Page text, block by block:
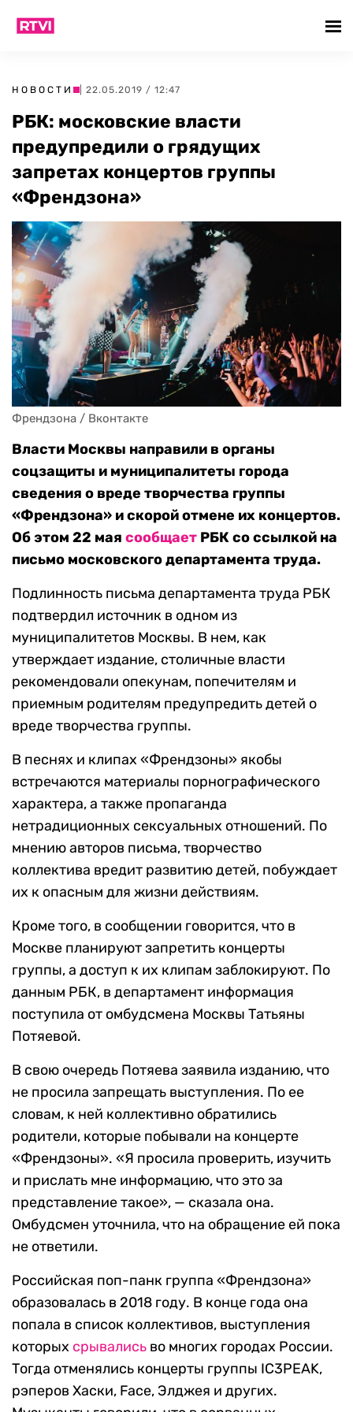
НОВОСТИ | 22.05.2019 / 12:47
РБК: московские власти
предупредили о грядущих
запретах концертов группы
«Френдзона»
Френдзона / Вконтакте
Власти Москвы направили в органы
соцзащиты и муниципалитеты города
сведения о вреде творчества группы
«Френдзона» и скорой отмене их концертов.
Об этом 22 мая сообщает РБК со ссылкой на
письмо московского департамента труда.
Подлинность письма департамента труда РБК
подтвердил источник в одном из
муниципалитетов Москвы. В нем, как
утверждает издание, столичные власти
рекомендовали опекунам, попечителям и
приемным родителям предупредить детей о
вреде творчества группы.
В песнях и клипах «Френдзоны» якобы
встречаются материалы порнографического
характера, а также пропаганда
нетрадиционных сексуальных отношений. По
мнению авторов письма, творчество
коллектива вредит развитию детей, побуждает
их к опасным для жизни действиям.
Кроме того, в сообщении говорится, что в
Москве планируют запретить концерты
группы, а доступ к их клипам заблокируют. По
данным РБК, в департамент информация
поступила от омбудсмена Москвы Татьяны
Потяевой.
В свою очередь Потяева заявила изданию, что
не просила запрещать выступления. По ее
словам, к ней коллективно обратились
родители, которые побывали на концерте
«Френдзоны». «Я просила проверить, изучить
и прислать мне информацию, что это за
представление такое», — сказала она.
Омбудсмен уточнила, что на обращение ей пока
не ответили.
Российская поп-панк группа «Френдзона»
образовалась в 2018 году. В конце года она
попала в список коллективов, выступления
которых срывались во многих городах России.
Тогда отменялись концерты группы IC3PEAK,
рэперов Хаски, Face, Элджея и других.